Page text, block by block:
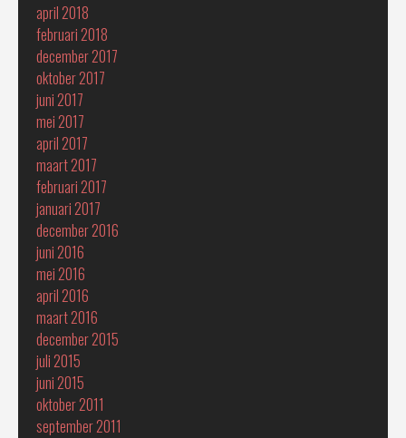
april 2018
februari 2018
december 2017
oktober 2017
juni 2017
mei 2017
april 2017
maart 2017
februari 2017
januari 2017
december 2016
juni 2016
mei 2016
april 2016
maart 2016
december 2015
juli 2015
juni 2015
oktober 2011
september 2011